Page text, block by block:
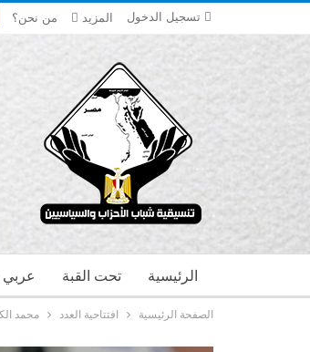
تسجيل الدخول من نحن؟ المزيد
عربي تحت القبة الرئيسية
الصفحة الرئيسية افتتاحية العدد محمد